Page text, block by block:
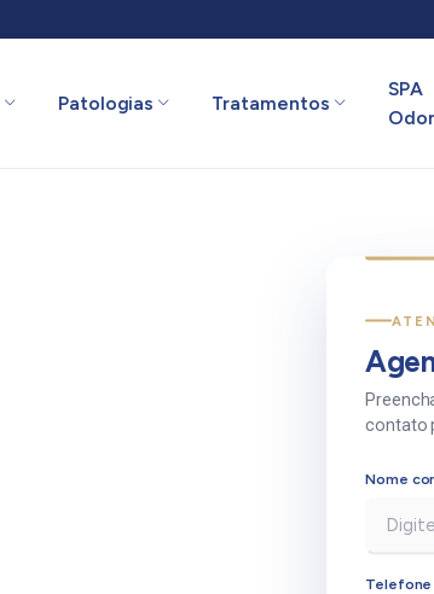
Patologias Tratamentos
SPA
contato
Nome
Telefone